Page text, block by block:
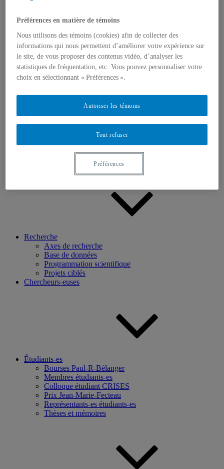
Communiqués
Distinctions
Activités
Événements à venir
Archives et bilans
Perspectives et dialogue
Vidéos et baladodiffusions
Recherche
Axes de recherche
Base de données
Programmation scientifique
Projets ciblés
Chercheurs-euses
Étudiants-es
Bourses Paul-R-Bélanger
Membres étudiants-es
Colloque étudiant CRISES
Prix Jean-Marie-Fecteau
Représentants-es étudiants-es
Thèses et mémoires
Préférences en matière de témoins
Nous utilisons des témoins (cookies) afin de collecter des
informations qui nous permettent d’améliorer votre expérience sur
le site, de vous proposer des contenus vidéo, d’analyser les
statistiques de fréquentation, etc. Vous pouvez personnaliser votre
choix en sélectionnant « Préférences ».
Tout refuser
Autoriser les témoins
Préférences